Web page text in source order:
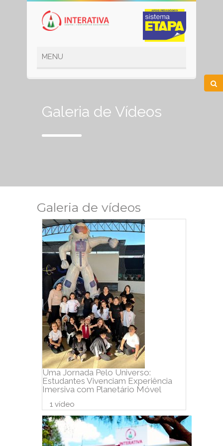
Galeria de Vídeos
Galeria de vídeos
Uma Jornada Pelo Universo:
Estudantes Vivenciam Experiência
Imersiva com Planetário Móvel
1 vídeo